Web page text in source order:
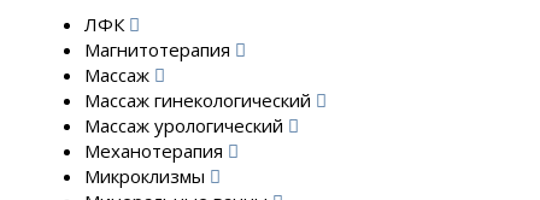
ЛФК
Магнитотерапия
Массаж
Массаж гинекологический
Массаж урологический
Механотерапия
Микроклизмы